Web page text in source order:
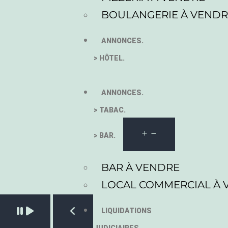
BOULANGERIE À
ANNONCES.
> HÔTEL.
ANNONCES.
> TABAC.
> BAR.
BAR À VENDRE
LOCAL COMMERCIAL À
LIQUIDATIONS
Pause slide rotation